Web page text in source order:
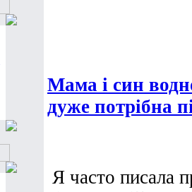
Мама і син
дуже потрібна
Я часто писала